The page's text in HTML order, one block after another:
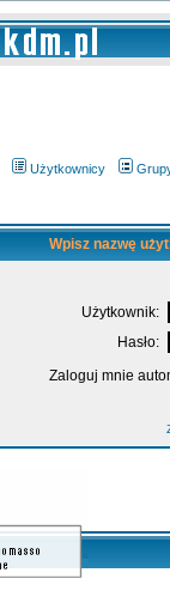
Użytkownicy
Wpisz nazwę
Użytkownik:
Hasło:
Zaloguj mnie